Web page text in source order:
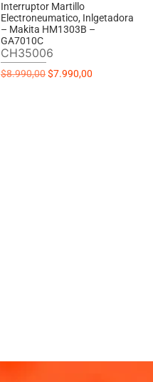
Interruptor Martillo
Electroneumatico, Inlgetadora
– Makita HM1303B –
GA7010C
CH35006
$8.990,00$7.990,00